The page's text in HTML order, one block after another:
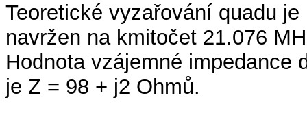
Teoretické vyzařování quadu
navržen na kmitočet 21.076
Hodnota vzájemné impedance
je Z = 98 + j2 Ohmů.